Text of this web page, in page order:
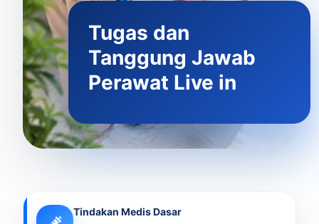
Tugas dan
Tanggung Jawab
Perawat Live in
Tindakan Medis Dasar